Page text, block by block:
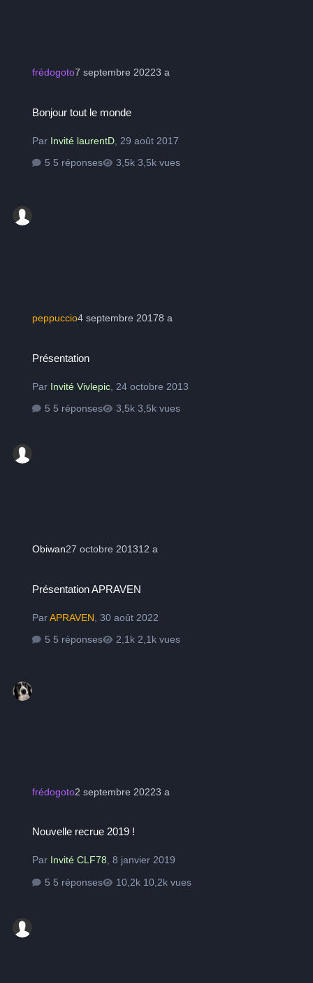
frédogoto7 septembre 20223 a
Bonjour tout le monde
Par Invité laurentD 29 août 2017
5 réponses
3,5k vues
peppuccio4 septembre 20178 a
Présentation
Par Invité Vivlepic 24 octobre 2013
5 réponses
3,5k vues
Obiwan27 octobre 201312 a
Présentation APRAVEN
ParAPRAVEN ,30 août 2022
5 réponses
2,1k vues
frédogoto2 septembre 20223 a
Nouvelle recrue 2019 !
Par Invité CLF78,8 janvier 2019
5 réponses
10,2k vues